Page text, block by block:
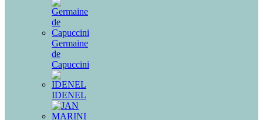
Germaine
de
Capuccini
IDENEL